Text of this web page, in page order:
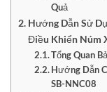
Quả
Hướng Dẫn Sử
Điều Khiển Núm
Tổng Quan
Hướng Dẫn
SB-NNC08